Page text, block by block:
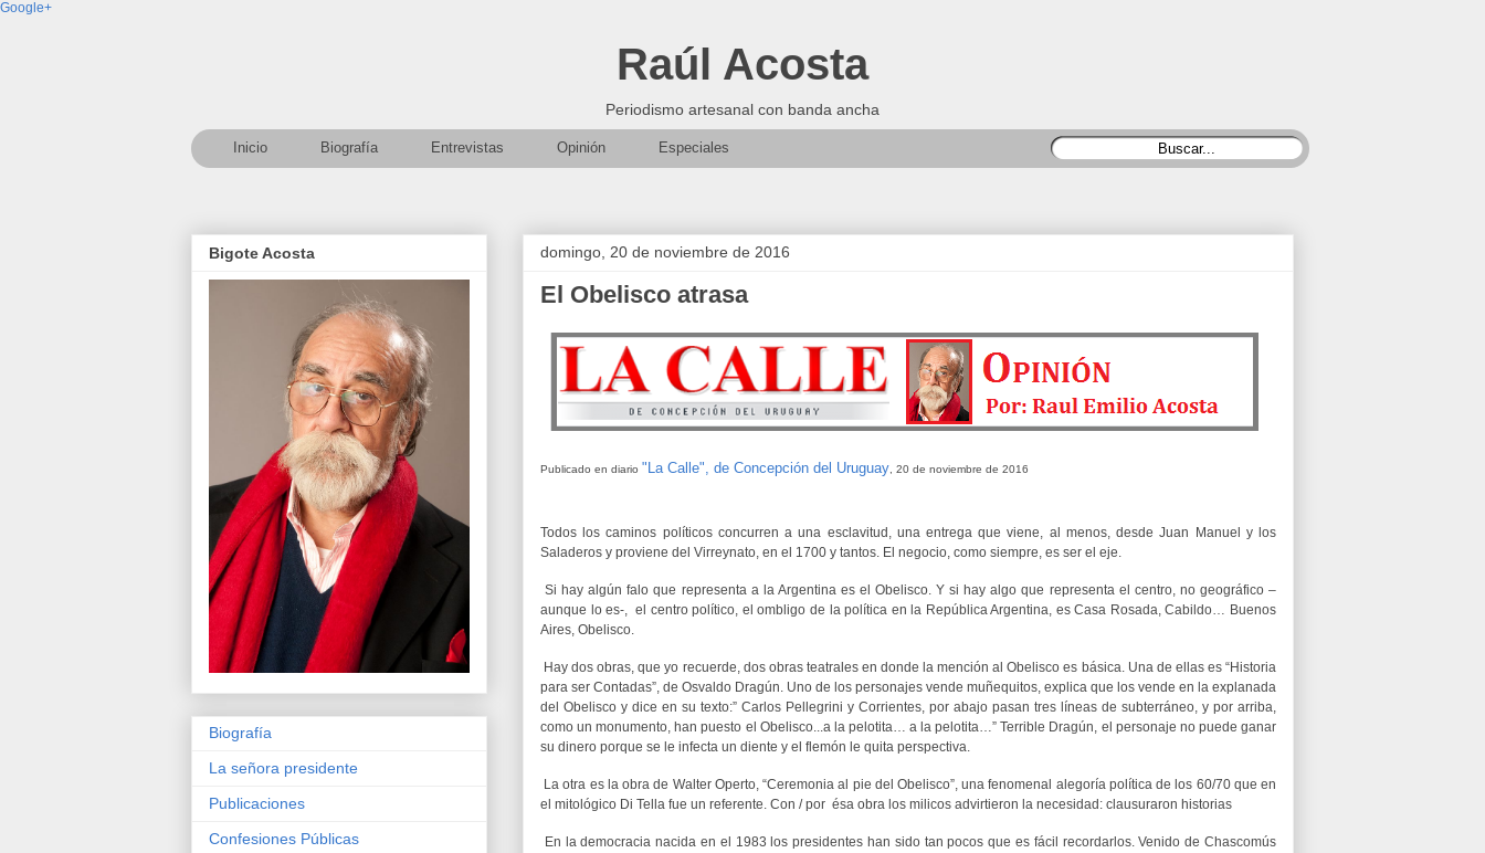
Google+
Raúl Acosta
Periodismo artesanal con banda ancha
Inicio Biografía Entrevistas Opinión Especiales
domingo, 20 de noviembre de 2016
El Obelisco atrasa
Publicado en diario "La Calle", de Concepción del Uruguay , 20 de noviembre de 2016
Todos los caminos políticos concurren a una esclavitud, una entrega que viene, al menos, desde Juan Manuel y los
Saladeros y proviene del Virreynato, en el 1700 y tantos. El negocio, como siempre, es ser el eje.
Si hay algún falo que representa a la Argentina es el Obelisco. Y si hay algo que representa el centro, no geográfico –
aunque lo es-, el centro político, el ombligo de la política en la República Argentina, es Casa Rosada, Cabildo… Buenos
Aires, Obelisco.
Hay dos obras, que yo recuerde, dos obras teatrales en donde la mención al Obelisco es básica. Una de ellas es “Historia
para ser Contadas”, de Osvaldo Dragún. Uno de los personajes vende muñequitos, explica que los vende en la explanada
del Obelisco y dice en su texto:” Carlos Pellegrini y Corrientes, por abajo pasan tres líneas de subterráneo, y por arriba,
como un monumento, han puesto el Obelisco...a la pelotita… a la pelotita…” Terrible Dragún, el personaje no puede ganar
su dinero porque se le infecta un diente y el flemón le quita perspectiva.
La otra es la obra de Walter Operto, “Ceremonia al pie del Obelisco”, una fenomenal alegoría política de los 60/70 que en
el mitológico Di Tella fue un referente. Con / por ésa obra los milicos advirtieron la necesidad: clausuraron historias
En la democracia nacida en el 1983 los presidentes han sido tan pocos que es fácil recordarlos. Venido de Chascomús
Bigote Acosta
Biografía
La señora presidente
Publicaciones
Confesiones Públicas